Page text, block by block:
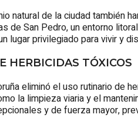
natural de la ciudad también
de San Pedro, un entorno
lugar privilegiado para vivir y
HERBICIDAS TÓXICOS
eliminó el uso rutinario de
la limpieza viaria y el
y de fuerza mayor,